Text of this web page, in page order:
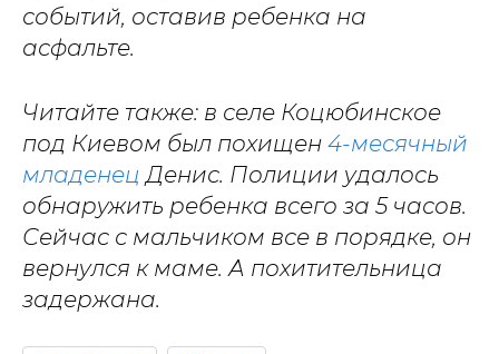
событий, оставив ребенка на
асфальте.
Читайте также: в селе Коцюбинское
под Киевом был похищен 4-месячный
младенец Денис. Полиции удалось
обнаружить ребенка всего за 5 часов.
Сейчас с мальчиком все в порядке, он
вернулся к маме. А похитительница
задержана.